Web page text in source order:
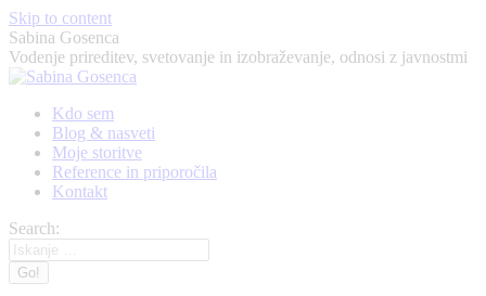
Skip to content
Sabina Gosenca
Vodenje prireditev, svetovanje in izobraževanje, odnosi z javnostmi
Kdo sem
Blog & nasveti
Moje storitve
Reference in priporočila
Kontakt
Search: